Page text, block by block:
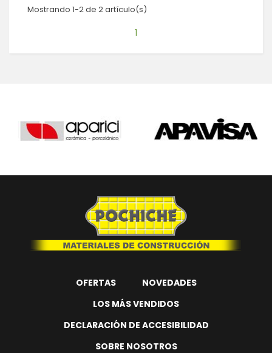
Mostrando 1-2 de 2 artículo(s)
1
OFERTAS
NOVEDADES
LOS MÁS VENDIDOS
DECLARACIÓN DE ACCESIBILIDAD
SOBRE NOSOTROS